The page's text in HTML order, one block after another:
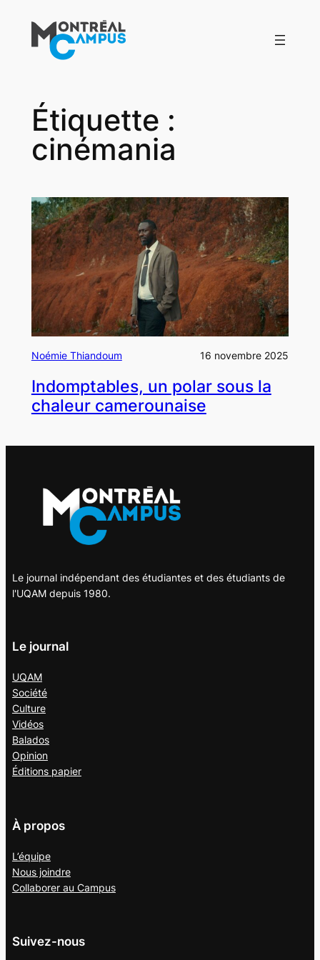
contenu
Étiquette :
cinémania
Noémie Thiandoum 16 novembre 2025
Indomptables, un polar sous la
chaleur camerounaise
Le journal indépendant des étudiantes et des étudiants de
l'UQAM depuis 1980.
Le journal
UQAM
Société
Culture
Vidéos
Balados
Opinion
Éditions papier
À propos
L’équipe
Nous joindre
Collaborer au Campus
Suivez-nous